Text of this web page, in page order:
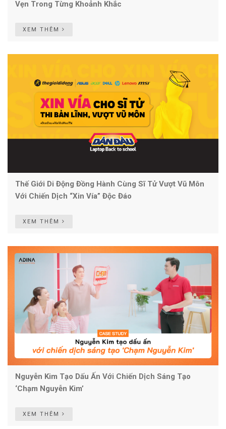
Vẹn Trong Từng Khoảnh Khắc
XEM THÊM
Thế Giới Di Động Đồng Hành Cùng Sĩ Tử Vượt Vũ Môn
Với Chiến Dịch “Xin Vía” Độc Đáo
XEM THÊM
Nguyễn Kim Tạo Dấu Ấn Với Chiến Dịch Sáng Tạo
‘Chạm Nguyễn Kim’
XEM THÊM